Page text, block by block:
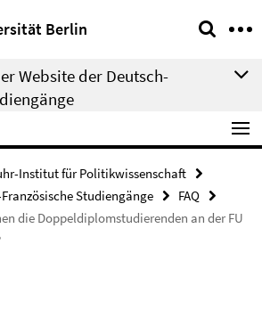
Berlin
Website der Deutsch-
Institut für Politikwissenschaft
Studiengänge
FAQ
die Doppeldiplomstudierenden an der FU